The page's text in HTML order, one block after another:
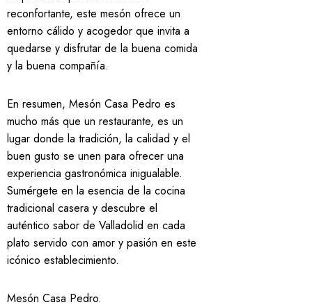
reconfortante, este mesón ofrece un
entorno cálido y acogedor que invita a
quedarse y disfrutar de la buena comida
y la buena compañía.
En resumen, Mesón Casa Pedro es
mucho más que un restaurante, es un
lugar donde la tradición, la calidad y el
buen gusto se unen para ofrecer una
experiencia gastronómica inigualable.
Sumérgete en la esencia de la cocina
tradicional casera y descubre el
auténtico sabor de Valladolid en cada
plato servido con amor y pasión en este
icónico establecimiento.
Mesón Casa Pedro.